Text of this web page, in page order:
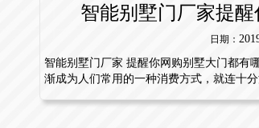
智能别墅门厂家提
日期：
智能别墅门厂家 提醒你网购别墅大门都有
渐成为人们常用的一种消费方式，就连十